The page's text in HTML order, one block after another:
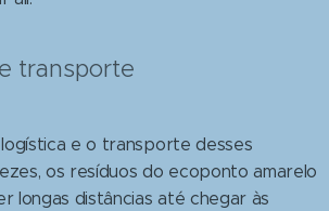
transporte
e o transporte desses
os resíduos do ecoponto amarelo
longas distâncias até chegar às